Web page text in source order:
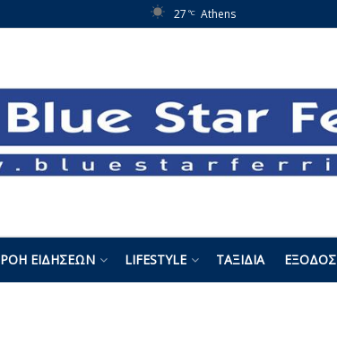
27 °C Athens
ΡΟΉ ΕΙΔΉΣΕΩΝ LIFESTYLE ΤΑΞΊΔΙΑ ΈΞΟΔΟΣ